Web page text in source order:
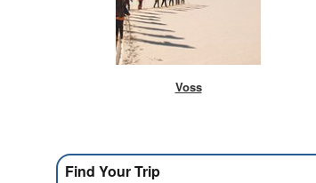
Voss
Find Your Trip